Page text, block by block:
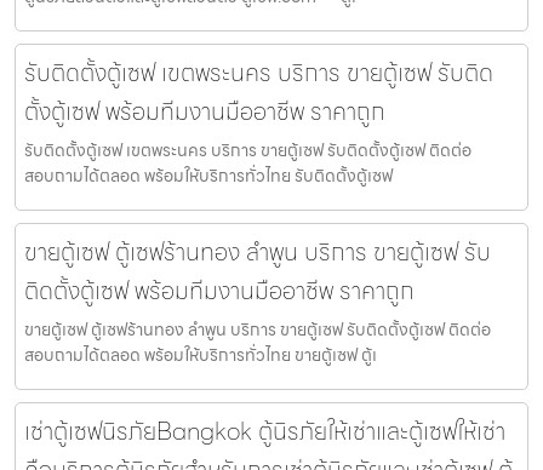
รับติดตั้งตู้เซฟ เขตพระนคร บริการ ขายตู้เซฟ รับติด
ตั้งตู้เซฟ พร้อมทีมงานมืออาชีพ ราคาถูก
รับติดตั้งตู้เซฟ เขตพระนคร บริการ ขายตู้เซฟ รับติดตั้งตู้เซฟ ติดต่อ
สอบถามได้ตลอด พร้อมให้บริการทั่วไทย รับติดตั้งตู้เซฟ
ขายตู้เซฟ ตู้เซฟร้านทอง ลำพูน บริการ ขายตู้เซฟ รับ
ติดตั้งตู้เซฟ พร้อมทีมงานมืออาชีพ ราคาถูก
ขายตู้เซฟ ตู้เซฟร้านทอง ลำพูน บริการ ขายตู้เซฟ รับติดตั้งตู้เซฟ ติดต่อ
สอบถามได้ตลอด พร้อมให้บริการทั่วไทย ขายตู้เซฟ ตู้เ
เช่าตู้เซฟนิรภัยBangkok ตู้นิรภัยให้เช่าและตู้เซฟให้เช่า